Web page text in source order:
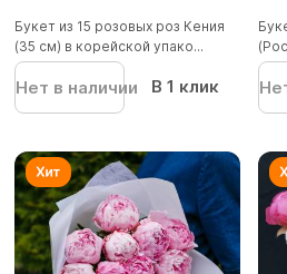
Букет из 15 розовых роз Кения
(35 см) в корейской упако...
Нет в наличии В 1 клик